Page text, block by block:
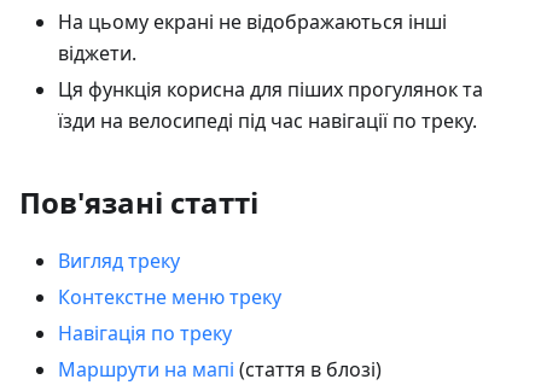
На цьому екрані не відображаються інші
віджети.
Ця функція корисна для піших прогулянок та
їзди на велосипеді під час навігації по треку.
Пов'язані статті
Вигляд треку
Контекстне меню треку
Навігація по треку
Маршрути на мапі (стаття в блозі)